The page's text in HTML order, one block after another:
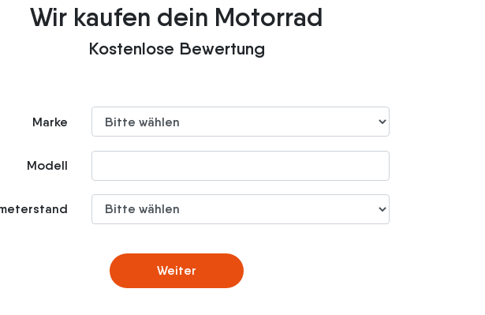
Wir kaufen dein Motorrad
Kostenlose Bewertung
Marke
Modell
Weiter